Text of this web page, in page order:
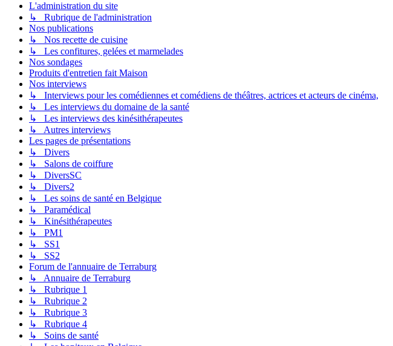
L'administration du site
↳ Rubrique de l'administration
Nos publications
↳ Nos recette de cuisine
↳ Les confitures, gelées et marmelades
Nos sondages
Produits d'entretien fait Maison
Nos interviews
↳ Interviews pour les comédiennes et comédiens de théâtres, actrices et acteurs de cinéma,
↳ Les interviews du domaine de la santé
↳ Les interviews des kinésithérapeutes
↳ Autres interviews
Les pages de présentations
↳ Divers
↳ Salons de coiffure
↳ DiversSC
↳ Divers2
↳ Les soins de santé en Belgique
↳ Paramédical
↳ Kinésithérapeutes
↳ PM1
↳ SS1
↳ SS2
Forum de l'annuaire de Terraburg
↳ Annuaire de Terraburg
↳ Rubrique 1
↳ Rubrique 2
↳ Rubrique 3
↳ Rubrique 4
↳ Soins de santé